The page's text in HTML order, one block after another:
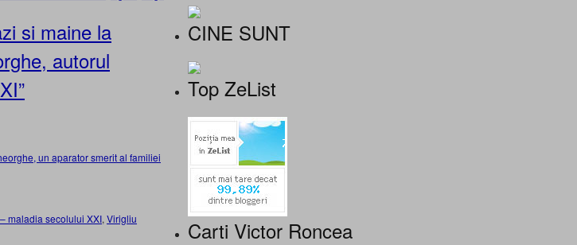
si maine la
autorul
un aparator smerit al familiei
maladia secolului XXI, Virigliu
CINE SUNT
Top ZeList
Carti Victor Roncea